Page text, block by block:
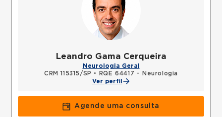
Leandro Gama Cerqueira
Neurologia Geral
CRM 115315/SP •
RQE 64417 - Neurologia
Ver perfil
Agende uma consulta